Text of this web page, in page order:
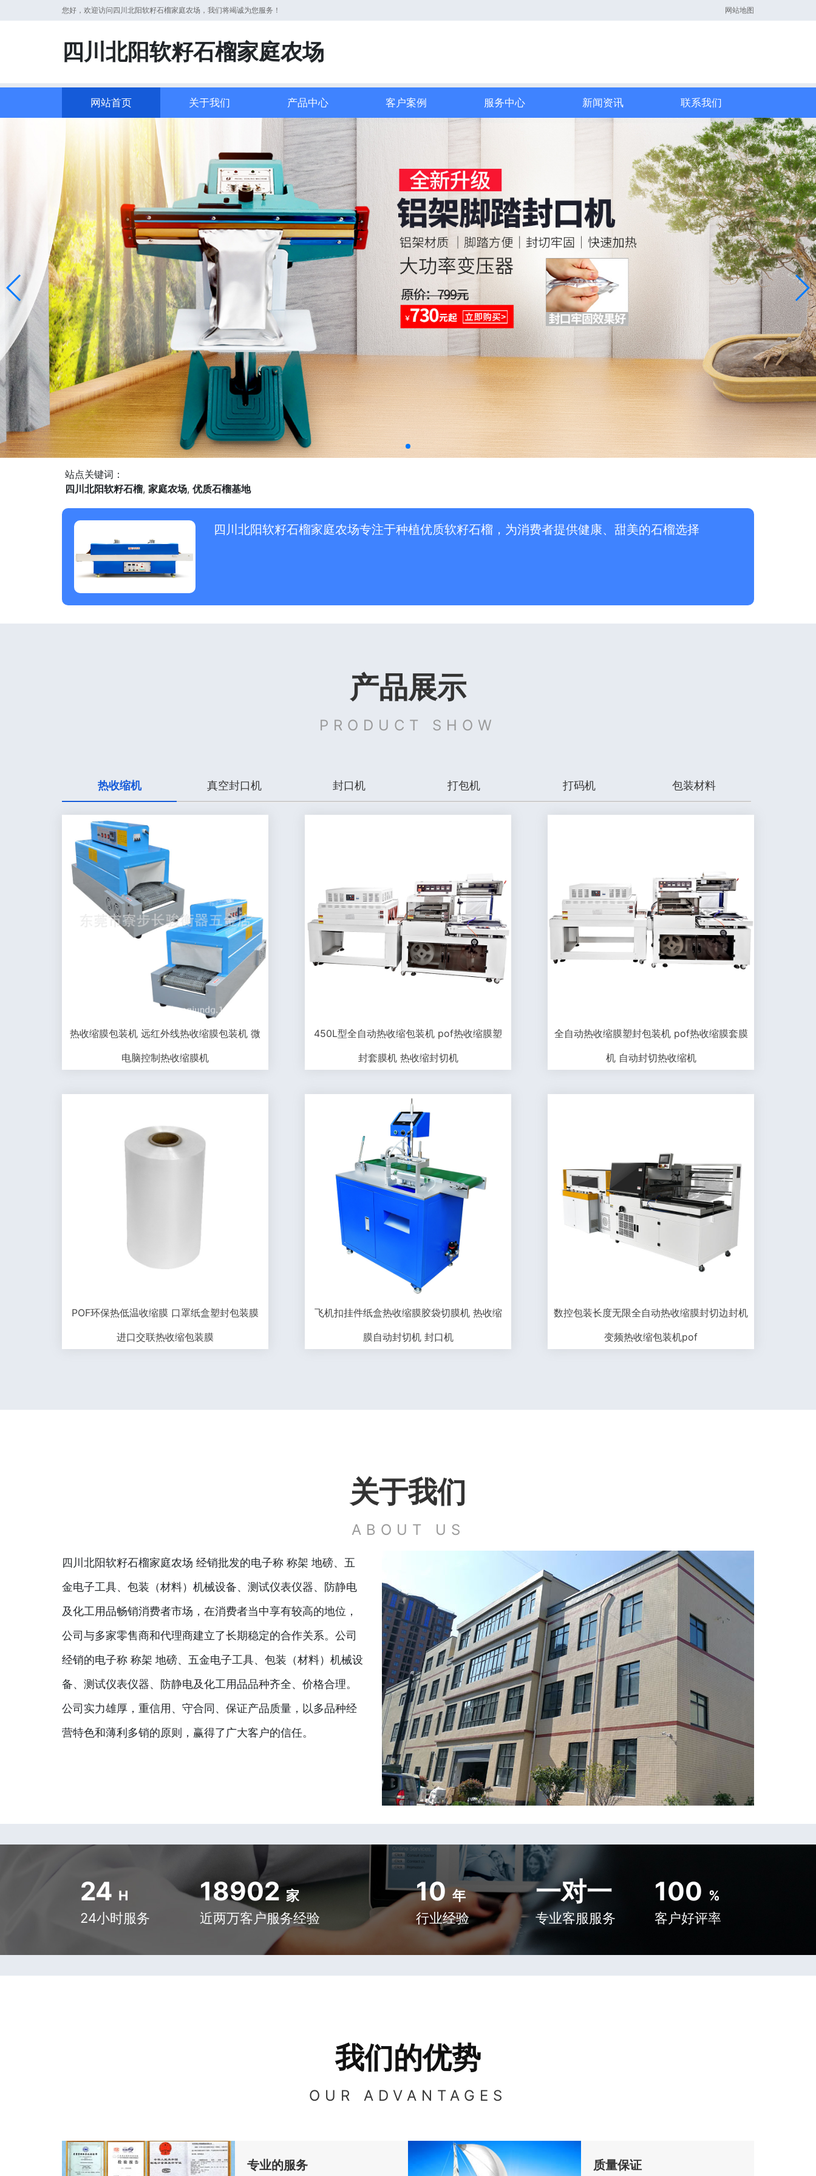
您好，欢迎访问四川北阳软籽石榴家庭农场，我们将竭诚为您服务！ 网站地图
四川北阳软籽石榴家庭农场
网站首页 关于我们 产品中心 客户案例 服务中心 新闻资讯 联系我们
站点关键词：
四川北阳软籽石榴, 家庭农场, 优质石榴基地
四川北阳软籽石榴家庭农场专注于种植优质软籽石榴，为消费者提供健康、甜美的石榴选择
产品展示
PRODUCT SHOW
热收缩机 真空封口机 封口机 打包机 打码机 包装材料
热收缩膜包装机 远红外线热收缩膜包装机 微
电脑控制热收缩膜机
450L型全自动热收缩包装机 pof热收缩膜塑
封套膜机 热收缩封切机
全自动热收缩膜塑封包装机 pof热收缩膜套膜
机 自动封切热收缩机
POF环保热低温收缩膜 口罩纸盒塑封包装膜
进口交联热收缩包装膜
飞机扣挂件纸盒热收缩膜胶袋切膜机 热收缩
膜自动封切机 封口机
数控包装长度无限全自动热收缩膜封切边封机
变频热收缩包装机pof
关于我们
ABOUT US
四川北阳软籽石榴家庭农场 经销批发的电子称 称架 地磅、五
金电子工具、包装（材料）机械设备、测试仪表仪器、防静电
及化工用品畅销消费者市场，在消费者当中享有较高的地位，
公司与多家零售商和代理商建立了长期稳定的合作关系。公司
经销的电子称 称架 地磅、五金电子工具、包装（材料）机械设
备、测试仪表仪器、防静电及化工用品品种齐全、价格合理。
公司实力雄厚，重信用、守合同、保证产品质量，以多品种经
营特色和薄利多销的原则，赢得了广大客户的信任。
24 H
24小时服务
18902 家
近两万客户服务经验
10 年
行业经验
一对一
专业客服服务
100 %
客户好评率
我们的优势
OUR ADVANTAGES
专业的服务 质量保证